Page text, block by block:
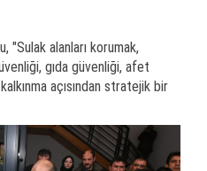
"Sulak alanları korumak,
gıda güvenliği, afet
açısından stratejik bir